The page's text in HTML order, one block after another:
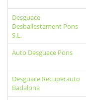
Desguace
Desballestament Pons
S.L.
Auto Desguace Pons
Desguace Recuperauto
Badalona